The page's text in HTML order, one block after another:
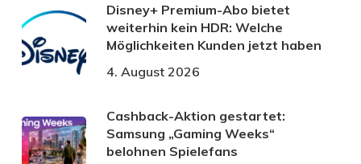
Disney+ Premium-Abo bietet
weiterhin kein HDR: Welche
Möglichkeiten Kunden jetzt haben
4. August 2026
Cashback-Aktion gestartet:
Samsung „Gaming Weeks“
belohnen Spielefans